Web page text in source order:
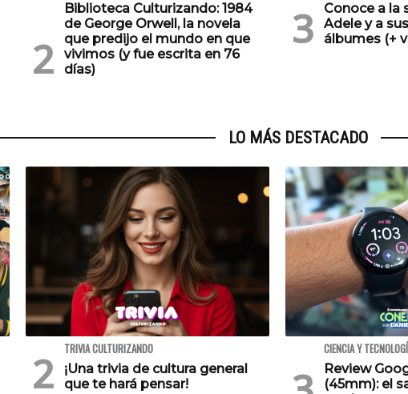
Biblioteca Culturizando: 1984
de George Orwell, la novela
que predijo el mundo en que
vivimos (y fue escrita en 76
días)
Conoce a la
Adele y a
álbumes (+
LO MÁS DESTACADO
TRIVIA CULTURIZANDO
¡Una trivia de cultura general
que te hará pensar!
CIENCIA Y
Review
(45mm): el